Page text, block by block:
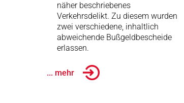
näher beschriebenes
Verkehrsdelikt. Zu diesem wurden
zwei verschiedene, inhaltlich
abweichende Bußgeldbescheide
erlassen.
... mehr